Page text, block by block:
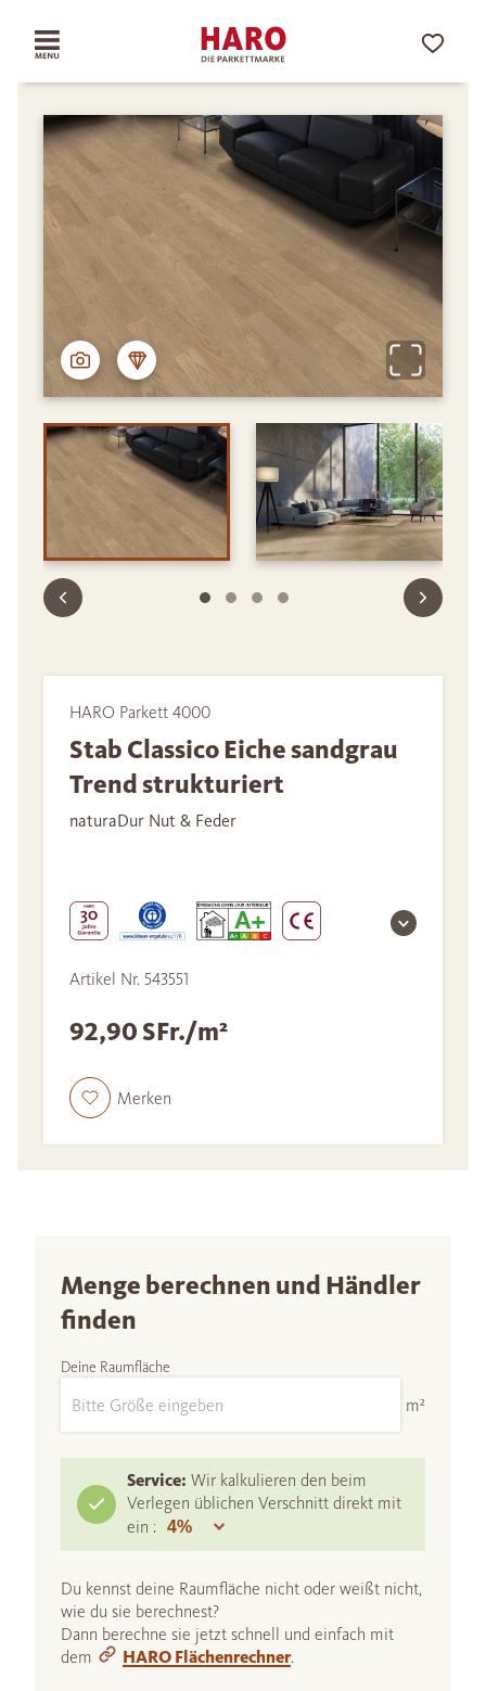
HARO Parkett 4000
Stab Classico Eiche sandgrau
Trend strukturiert
naturaDur Nut & Feder
Artikel Nr. 543551
92,90 SFr./m²
Merken
Menge berechnen und Händler
finden
Deine Raumfläche
m²
Service: Wir kalkulieren den beim
Verlegen üblichen Verschnitt direkt mit
ein :
Du kennst deine Raumfläche nicht oder weißt nicht,
wie du sie berechnest?
Dann berechne sie jetzt schnell und einfach mit
dem
HARO Flächenrechner.